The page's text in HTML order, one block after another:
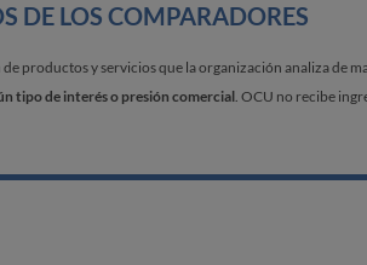
DE LOS COMPARADORES
productos y servicios que la organización analiza de
tipo de interés o presión comercial. OCU no recibe